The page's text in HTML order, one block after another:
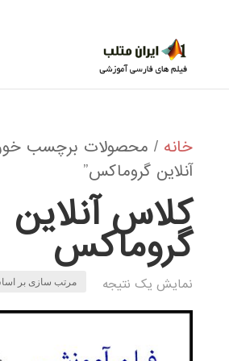
خانه / محصولات برچسب
آنلاین گروماکس”
کلاس آنلاین
گروماکس
نمایش یک نتیجه